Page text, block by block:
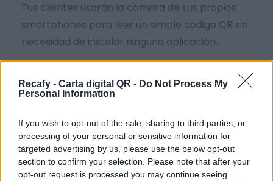
Recafy - Carta digital QR - Do Not Process My
Personal Information
If you wish to opt-out of the sale, sharing to third parties, or
processing of your personal or sensitive information for
targeted advertising by us, please use the below opt-out
section to confirm your selection. Please note that after your
opt-out request is processed you may continue seeing
Tus clientes usarán la cámara de sus propios
smartphones para leer un simple código QR sin
necesidad de instalar ninguna aplicación.
Te ofrecemos todo lo que necesitas para
mejorar la comunicación con tus clientes. Con la
carta digital QR tus comensales descubrirán tu
Por eso hemos diseñado un sistema capaz de
ayudar a tu negocio a adaptarse a las
circunstancias actuales que nuestro país está